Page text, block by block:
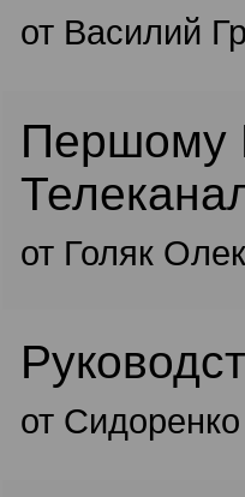
от Василий
Першому
от Голяк
от